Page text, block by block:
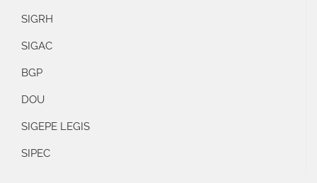
SIGRH
SIGAC
BGP
DOU
SIGEPE LEGIS
SIPEC